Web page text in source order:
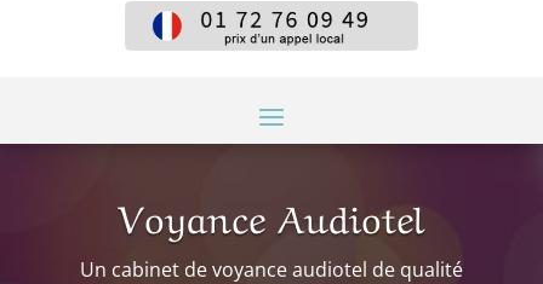
Voyance Audiotel
Un cabinet de voyance audiotel de qualité